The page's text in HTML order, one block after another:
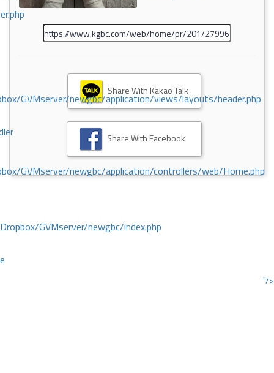
GVMserver/newgbc/application/views/layouts/header.php
GVMserver/newgbc/application/controllers/web/Home.php
GVMserver/newgbc/index.php
"/>
Share With Kakao Talk
Share With Facebook